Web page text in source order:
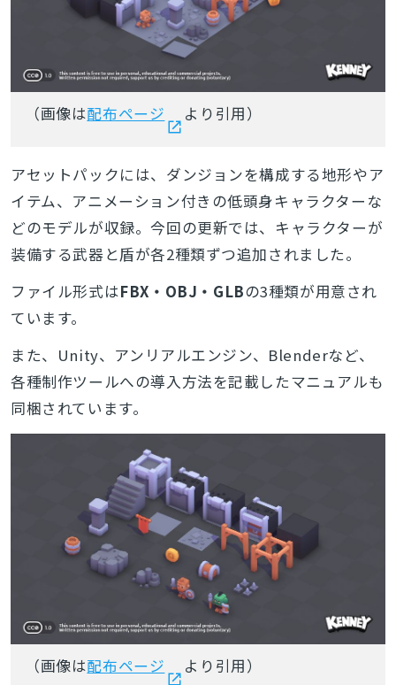
（画像は配布ページ より引用）
アセットパックには、ダンジョンを構成する地形やア
イテム、アニメーション付きの低頭身キャラクターな
どのモデルが収録。今回の更新では、キャラクターが
装備する武器と盾が各2種類ずつ追加されました。
ファイル形式はFBX・OBJ・GLBの3種類が用意され
ています。
また、Unity、アンリアルエンジン、Blenderなど、
各種制作ツールへの導入方法を記載したマニュアルも
同梱されています。
（画像は配布ページ より引用）